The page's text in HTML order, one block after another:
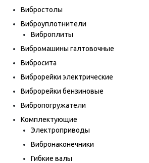
Вибростолы
Виброуплотнители
Виброплиты
Вибромашины галтовочные
Вибросита
Виброрейки электрические
Виброрейки бензиновые
Вибропогружатели
Комплектующие
Электроприводы
Вибронаконечники
Гибкие валы